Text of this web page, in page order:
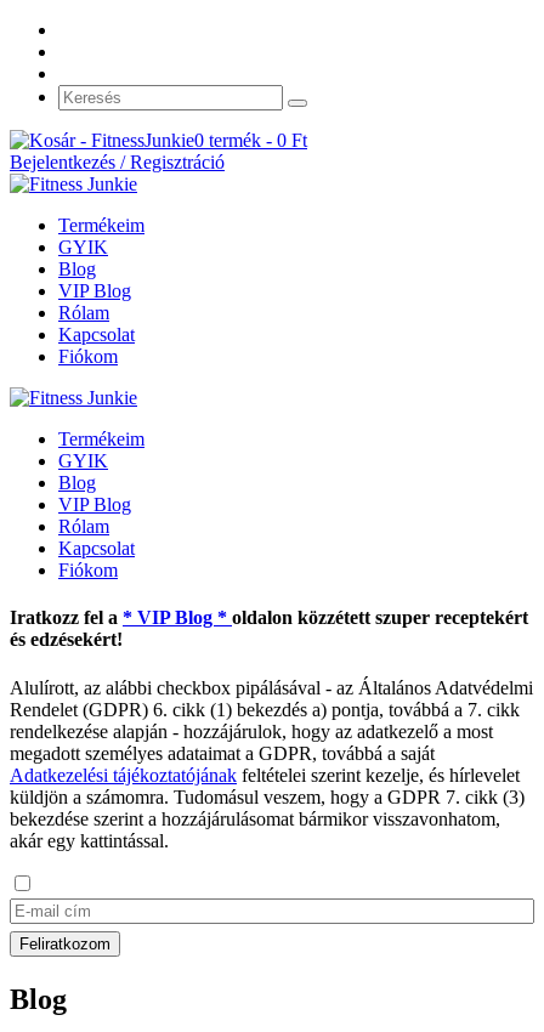
0 termék - 0 Ft
Bejelentkezés / Regisztráció
Termékeim
GYIK
Blog
VIP Blog
Rólam
Kapcsolat
Fiókom
Termékeim
GYIK
Blog
VIP Blog
Rólam
Kapcsolat
Fiókom
Iratkozz fel a * VIP Blog * oldalon közzétett szuper receptekért
és edzésekért!
Alulírott, az alábbi checkbox pipálásával - az Általános Adatvédelmi
Rendelet (GDPR) 6. cikk (1) bekezdés a) pontja, továbbá a 7. cikk
rendelkezése alapján - hozzájárulok, hogy az adatkezelő a most
megadott személyes adataimat a GDPR, továbbá a saját
Adatkezelési tájékoztatójának feltételei szerint kezelje, és hírlevelet
küldjön a számomra. Tudomásul veszem, hogy a GDPR 7. cikk (3)
bekezdése szerint a hozzájárulásomat bármikor visszavonhatom,
akár egy kattintással.
Blog